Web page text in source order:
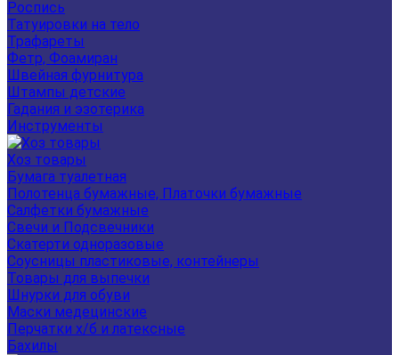
Роспись
Татуировки на тело
Трафареты
Фетр, Фоамиран
Швейная фурнитура
Штампы детские
Гадания и эзотерика
Инструменты
Хоз товары
Бумага туалетная
Полотенца бумажные, Платочки бумажные
Салфетки бумажные
Свечи и Подсвечники
Скатерти одноразовые
Соусницы пластиковые, контейнеры
Товары для выпечки
Шнурки для обуви
Маски медецинские
Перчатки х/б и латексные
Бахилы